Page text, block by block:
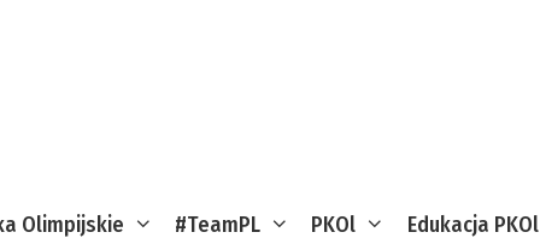
Olimpijskie #TeamPL PKOl Edukacja PKOl